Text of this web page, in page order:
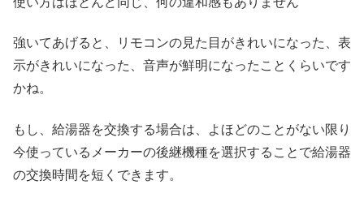
強いてあげると、リモコンの見た目がきれいになった、表
示がきれいになった、音声が鮮明になったことくらいです
かね。
もし、給湯器を交換する場合は、よほどのことがない限り
今使っているメーカーの後継機種を選択することで給湯器
の交換時間を短くできます。